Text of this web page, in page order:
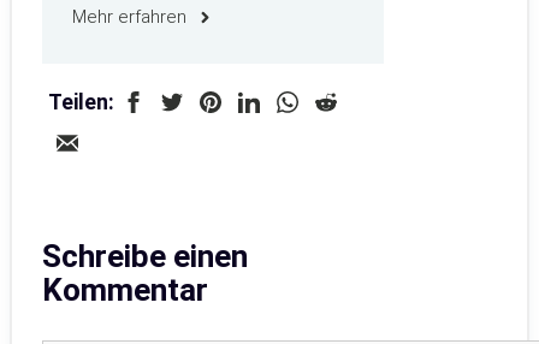
Mehr erfahren
Teilen:
Schreibe einen
Kommentar